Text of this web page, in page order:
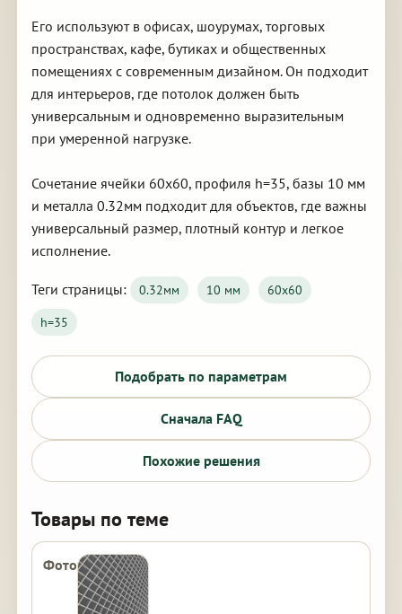
Его используют в офисах, шоурумах, торговых
пространствах, кафе, бутиках и общественных
помещениях с современным дизайном. Он подходит
для интерьеров, где потолок должен быть
универсальным и одновременно выразительным
при умеренной нагрузке.
Сочетание ячейки 60х60, профиля h=35, базы 10 мм
и металла 0.32мм подходит для объектов, где важны
универсальный размер, плотный контур и легкое
исполнение.
Теги страницы: 0.32мм 10 мм
60х60
h=35
Подобрать по параметрам
Сначала FAQ
Похожие решения
Товары по теме